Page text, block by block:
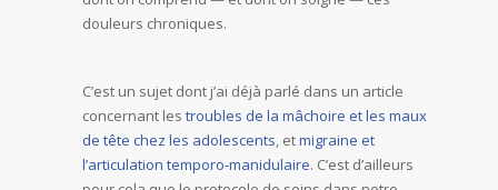
douleurs chroniques.
C’est un sujet dont j’ai déjà parlé dans un article
concernant les troubles de la mâchoire et les maux
de tête chez les adolescents, etmigraine et
l’articulation temporo-manidulaire. C’est d’ailleurs